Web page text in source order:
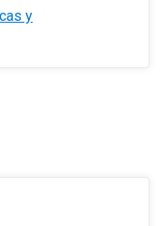
y